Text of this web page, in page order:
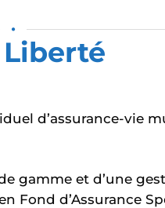
•
d’assurance-vie
gamme et d’une
Fond d’Assurance